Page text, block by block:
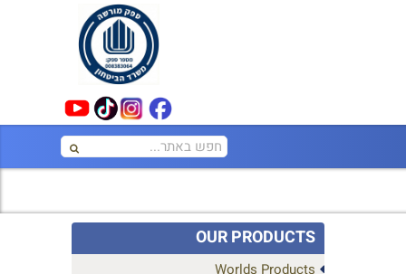
OUR PRODUCTS
Worlds Products